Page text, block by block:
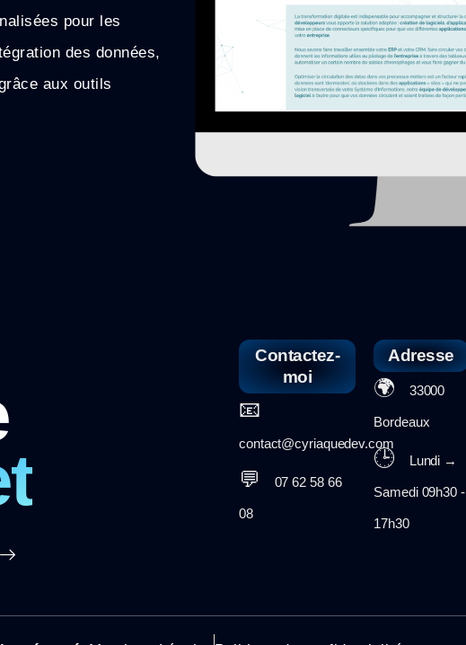
pour les
des données,
aux outils
Contactez-
moi
📧
contact@cyriaquedev.com
💬 07 62 58 66
08
Adresse
🌍 33000
Bordeaux
🕒 Lundi →
Samedi 09h30 -
17h30